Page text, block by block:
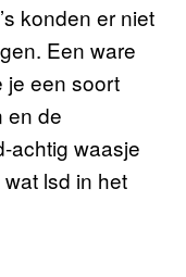
konden er niet
Een ware
je een soort
en de
achtig waasje
lsd in het